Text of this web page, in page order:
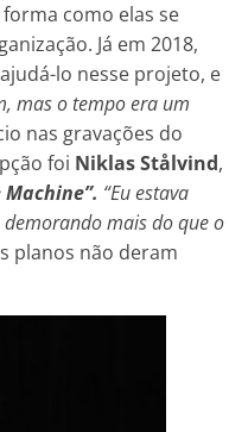
como elas se
Já em 2018,
lo nesse projeto, e
mas o tempo era um
nas gravações do
foi Niklas Stålvind,
“Eu estava
demorando mais do que o
planos não deram